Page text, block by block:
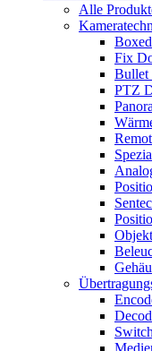
Alle
Fix
Bullet
PTZ